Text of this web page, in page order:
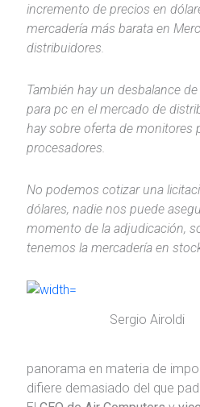
incremento de precios en
mercadería más barata en
distribuidores.
También hay un desbalance
para pc en el mercado de
hay sobre oferta de monitores
procesadores.
No podemos cotizar una
dólares, nadie nos puede
momento de la adjudicación,
tenemos la mercadería en
Sergio Airoldi
panorama en materia de
difiere demasiado del que